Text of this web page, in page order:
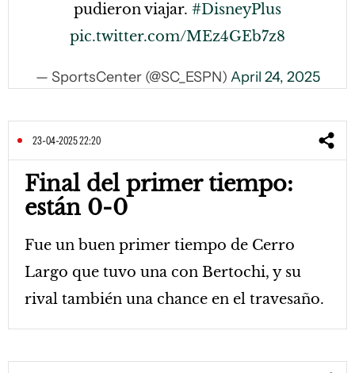
pudieron viajar. #DisneyPlus
pic.twitter.com/MEz4GEb7z8
— SportsCenter (@SC_ESPN) April 24, 2025
23-04-2025 22:20
Final del primer tiempo:
están 0-0
Fue un buen primer tiempo de Cerro
Largo que tuvo una con Bertochi, y su
rival también una chance en el travesaño.